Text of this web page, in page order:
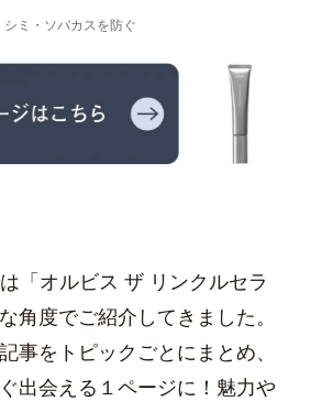
ミ・ソバカスを防ぐ
「オルビス ザ リンクルセラ
角度でご紹介してきました。
事をトピックごとにまとめ、
出会える１ページに！魅力や